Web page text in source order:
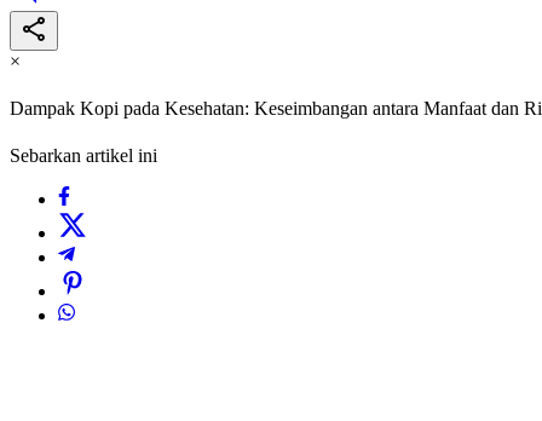
×
Dampak Kopi pada Kesehatan: Keseimbangan antara Manfaat dan
Sebarkan artikel ini